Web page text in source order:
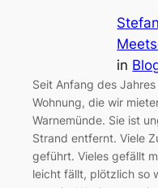
Stefan
in
Seit Anfang des
Wohnung, die wir
Warnemünde. Sie ist
Strand entfernt. Viele
geführt. Vieles gefällt
leicht fällt, plötzlich so